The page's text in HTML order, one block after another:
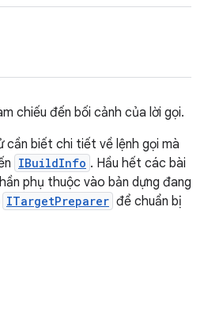
chiếu đến bối cảnh của lời gọi.
cần biết chi tiết về lệnh gọi mà
IBuildInfo . Hầu hết các bài
phụ thuộc vào bản dựng đang
ITargetPreparer để chuẩn bị